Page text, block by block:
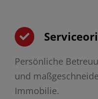
Persönliche
und
Immobilie.